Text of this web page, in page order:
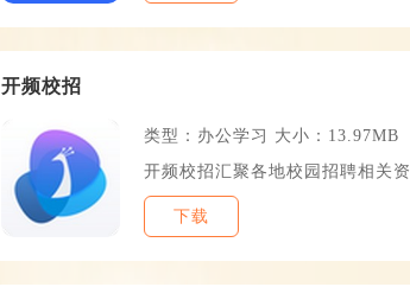
开频校招
类型：办公学习 大小：13.97MB
开频校招汇聚各地校园招聘相关资
下载